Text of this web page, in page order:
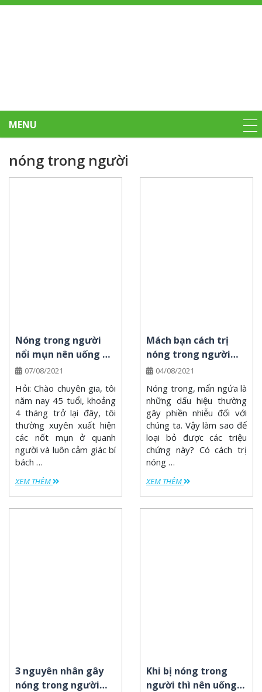
MENU
nóng trong người
Nóng trong người
nổi mụn nên uống gì
để cải thiện?
07/08/2021
Hỏi: Chào chuyên gia, tôi
năm nay 45 tuổi, khoảng
4 tháng trở lại đây, tôi
thường xuyên xuất hiện
các nốt mụn ở quanh
người và luôn cảm giác bí
bách …
XEM THÊM
Mách bạn cách trị
nóng trong người
nổi mụn hiệu quả,
không tốn kém
04/08/2021
Nóng trong, mẩn ngứa là
những dấu hiệu thường
gây phiền nhiễu đối với
chúng ta. Vậy làm sao để
loại bỏ được các triệu
chứng này? Có cách trị
nóng …
XEM THÊM
3 nguyên nhân gây
nóng trong người
Khi bị nóng trong
người thì nên uống